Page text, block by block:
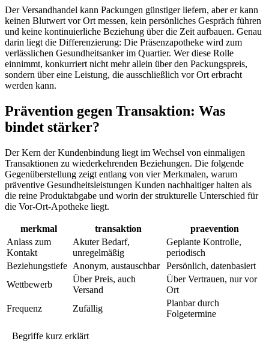
Der Versandhandel kann Packungen günstiger liefern, aber er kann
keinen Blutwert vor Ort messen, kein persönliches Gespräch führen
und keine kontinuierliche Beziehung über die Zeit aufbauen. Genau
darin liegt die Differenzierung: Die Präsenzapotheke wird zum
verlässlichen Gesundheitsanker im Quartier. Wer diese Rolle
einnimmt, konkurriert nicht mehr allein über den Packungspreis,
sondern über eine Leistung, die ausschließlich vor Ort erbracht
werden kann.
Prävention gegen Transaktion: Was
bindet stärker?
Der Kern der Kundenbindung liegt im Wechsel von einmaligen
Transaktionen zu wiederkehrenden Beziehungen. Die folgende
Gegenüberstellung zeigt entlang von vier Merkmalen, warum
präventive Gesundheitsleistungen Kunden nachhaltiger halten als
die reine Produktabgabe und worin der strukturelle Unterschied für
die Vor-Ort-Apotheke liegt.
merkmal transaktion
praevention
Anlass zum
Kontakt
Akuter Bedarf,
unregelmäßig
Geplante Kontrolle,
periodisch
Beziehungstiefe Anonym, austauschbar
Persönlich, datenbasiert
Wettbewerb
Über Preis, auch
Versand
Über Vertrauen, nur vor
Ort
Frequenz
Zufällig
Planbar durch
Folgetermine
Begriffe kurz erklärt